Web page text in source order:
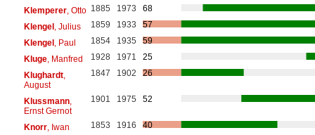
Klemperer, Otto 1885 1973
68
Klengel, Julius 1859 1933
57
Klengel, Paul 1854 1935
59
Kluge, Manfred 1928 1971
25
Klughardt,
August
1847 1902 26
Klussmann,
Ernst Gernot
1901 1975 52
Knorr, Iwan 1853 1916
40